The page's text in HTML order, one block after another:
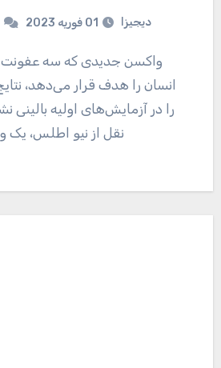
دیجیزا 01 فوریه 2023
واکسن جدیدی که سه عفونت قارچی رایج در
انسان را هدف قرار می‌دهد،
را در آزمایش‌های اولیه بالینی
نقل از نیو اطلس، یک